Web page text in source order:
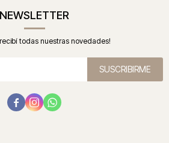
NEWSLETTER
recibí todas nuestras novedades!
SUSCRIBIRME
  